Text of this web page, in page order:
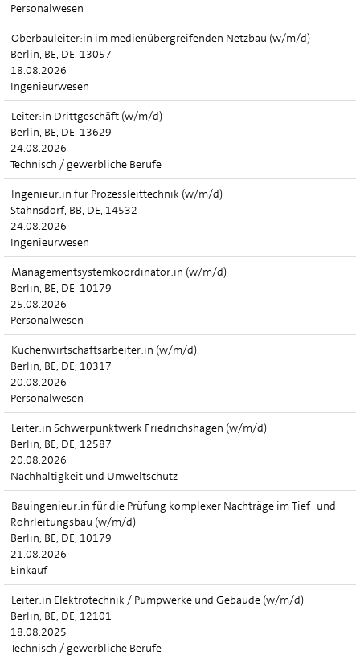
Personalwesen
Oberbauleiter:in im medienübergreifenden Netzbau (w/m/d)
Berlin, BE, DE, 13057
18.08.2026
Ingenieurwesen
Leiter:in Drittgeschäft (w/m/d)
Berlin, BE, DE, 13629
24.08.2026
Technisch / gewerbliche Berufe
Ingenieur:in für Prozessleittechnik (w/m/d)
Stahnsdorf, BB, DE, 14532
24.08.2026
Ingenieurwesen
Managementsystemkoordinator:in (w/m/d)
Berlin, BE, DE, 10179
25.08.2026
Personalwesen
Küchenwirtschaftsarbeiter:in (w/m/d)
Berlin, BE, DE, 10317
20.08.2026
Personalwesen
Leiter:in Schwerpunktwerk Friedrichshagen (w/m/d)
Berlin, BE, DE, 12587
20.08.2026
Nachhaltigkeit und Umweltschutz
Bauingenieur:in für die Prüfung komplexer Nachträge im Tief- und
Rohrleitungsbau (w/m/d)
Berlin, BE, DE, 10179
21.08.2026
Einkauf
Leiter:in Elektrotechnik / Pumpwerke und Gebäude (w/m/d)
Berlin, BE, DE, 12101
18.08.2025
Technisch / gewerbliche Berufe